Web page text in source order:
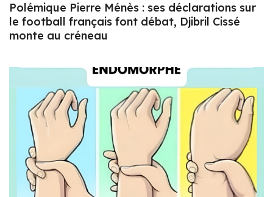
Polémique Pierre Ménès : ses déclarations sur
le football français font débat, Djibril Cissé
monte au créneau